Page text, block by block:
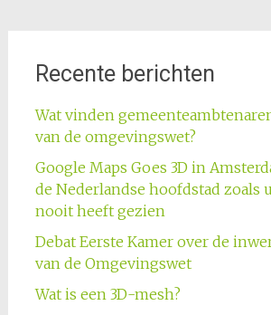
Recente berichten
Wat vinden
van de omgevingswet?
Google Maps Goes 3D in
de Nederlandse hoofdstad zoals
nooit heeft gezien
Debat Eerste Kamer over de
van de Omgevingswet
Wat is een 3D-mesh?